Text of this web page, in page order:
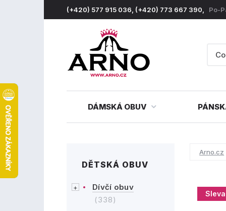
(+420) 577 915 036, (+420) 773 667 390, Po-
DÁMSKÁ OBUV
DĚTSKÁ OBUV
Dívčí obuv
(338)
Arno.cz
Sleva